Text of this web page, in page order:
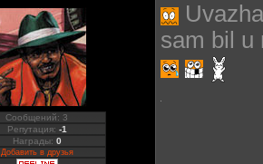
Сообщений: 3
Репутация: -1
Награды: 0
Добавить в друзья
sam bil u